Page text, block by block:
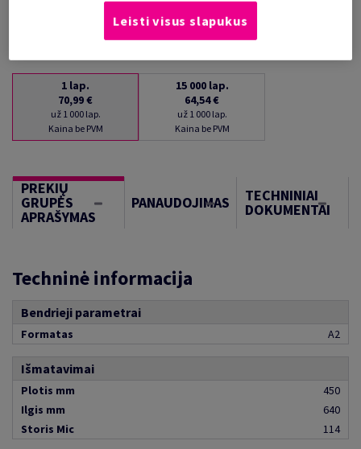
1 lap.
70,99 €
už 1 000 lap.
Kaina be PVM
15 000 lap.
64,54 €
už 1 000 lap.
Kaina be PVM
PREKIŲ
GRUPĖS
APRAŠYMAS
PANAUDOJIMAS TECHNINIAI
DOKUMENTAI
Techninė informacija
Bendrieji parametrai
Formatas A2
Išmatavimai
Plotis mm
450
Ilgis mm
640
Storis Mic
114
Leisti visus slapukus